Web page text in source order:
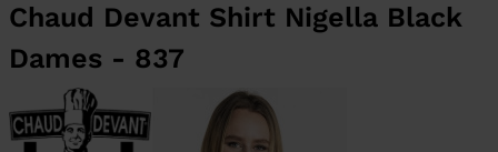
Chaud Devant Shirt Nigella Black
Dames - 837